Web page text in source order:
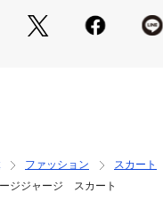
ラウスやニットと合わせた
用性の高いアイテムです
ファッション スカート
ジジャージ スカート